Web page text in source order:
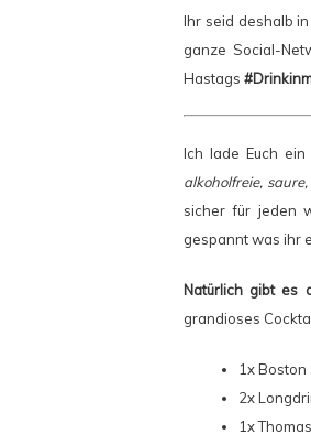
Ihr seid deshalb
ganze Social-
Hastags
Ich lade Euch ein
alkoholfreie,
sicher für jeden
gespannt was ihr
Natürlich gibt es
grandioses
1xBoston
2x
1x